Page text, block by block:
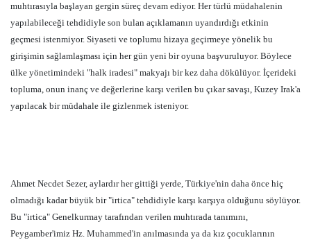
muhtırasıyla başlayan gergin süreç devam ediyor. Her türlü müdahalenin
yapılabileceği tehdidiyle son bulan açıklamanın uyandırdığı etkinin
geçmesi istenmiyor. Siyaseti ve toplumu hizaya geçirmeye yönelik bu
girişimin sağlamlaşması için her gün yeni bir oyuna başvuruluyor. Böylece
ülke yönetimindeki "halk iradesi" makyajı bir kez daha dökülüyor. İçerideki
topluma, onun inanç ve değerlerine karşı verilen bu çıkar savaşı, Kuzey Irak'a
yapılacak bir müdahale ile gizlenmek isteniyor.
Ahmet Necdet Sezer, aylardır her gittiği yerde, Türkiye'nin daha önce hiç
olmadığı kadar büyük bir "irtica" tehdidiyle karşı karşıya olduğunu söylüyor.
Bu "irtica" Genelkurmay tarafından verilen muhtırada tanımını,
Peygamber'imiz Hz. Muhammed'in anılmasında ya da kız çocuklarının